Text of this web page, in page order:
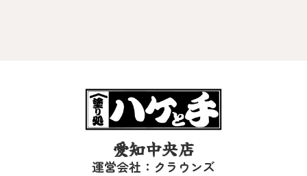
愛知中央店
運営会社：クラウンズ